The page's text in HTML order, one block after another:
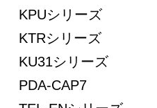
KPUシリーズ
KTRシリーズ
KU31シリーズ
PDA-CAP7